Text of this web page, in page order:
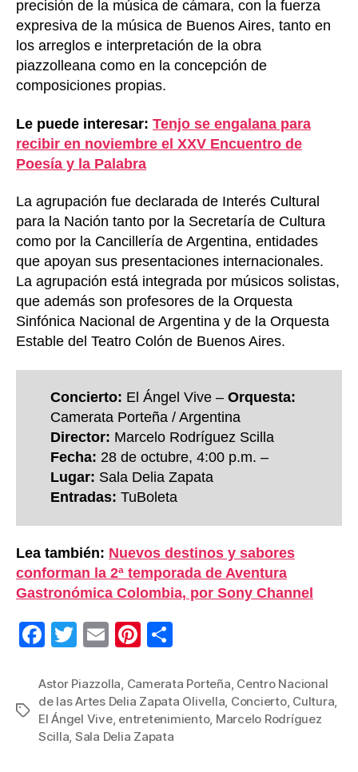
precisión de la música de cámara, con la fuerza
expresiva de la música de Buenos Aires, tanto en
los arreglos e interpretación de la obra
piazzolleana como en la concepción de
composiciones propias.
Le puede interesar: Tenjo se engalana para
recibir en noviembre el XXV Encuentro de
Poesía y la Palabra
La agrupación fue declarada de Interés Cultural
para la Nación tanto por la Secretaría de Cultura
como por la Cancillería de Argentina, entidades
que apoyan sus presentaciones internacionales.
La agrupación está integrada por músicos solistas,
que además son profesores de la Orquesta
Sinfónica Nacional de Argentina y de la Orquesta
Estable del Teatro Colón de Buenos Aires.
Concierto: El Ángel Vive – Orquesta:
Camerata Porteña / Argentina
Director: Marcelo Rodríguez Scilla
Fecha: 28 de octubre, 4:00 p.m. –
Lugar: Sala Delia Zapata
Entradas: TuBoleta
Lea también: Nuevos destinos y sabores
conforman la 2ª temporada de Aventura
Gastronómica Colombia, por Sony Channel
F
c
e
b
T
tt
er
E
ail
Pi
er
e
st
m
p
ar
Etiquetas
Astor Piazzolla Camerata Porteña Centro Nacional
de las Artes Delia Zapata Olivella Concierto, Cultura
El Ángel Vive, entretenimiento, Marcelo Rodríguez
Scilla Sala Delia Zapata